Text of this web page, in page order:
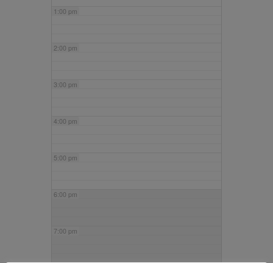
1:00 pm
2:00 pm
3:00 pm
4:00 pm
5:00 pm
6:00 pm
7:00 pm